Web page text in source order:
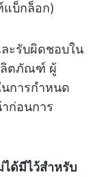
บ็กล็อก)
ะรับผิดชอบใน
ลิตภัณฑ์ ผู้
การกำหนด
ก่อนการ
ด้มีไว้สำหรับ